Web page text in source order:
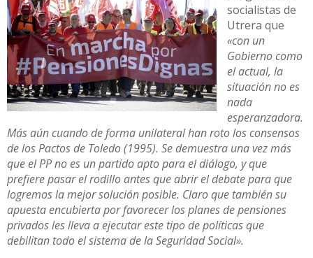
socialistas de
Utrera que
«con un
Gobierno como
el actual, la
situación no es
nada
esperanzadora.
Más aún cuando de forma unilateral han roto los consensos
de los Pactos de Toledo (1995). Se demuestra una vez más
que el PP no es un partido apto para el diálogo, y que
prefiere pasar el rodillo antes que abrir el debate para que
logremos la mejor solución posible. Claro que también su
apuesta encubierta por favorecer los planes de pensiones
privados les lleva a ejecutar este tipo de políticas que
debilitan todo el sistema de la Seguridad Social».